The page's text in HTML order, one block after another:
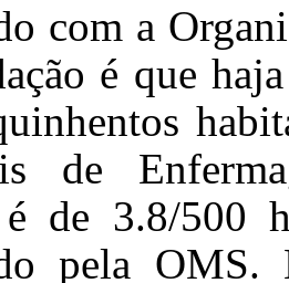
com a
é que
de
de 3.8/500
pela OMS.